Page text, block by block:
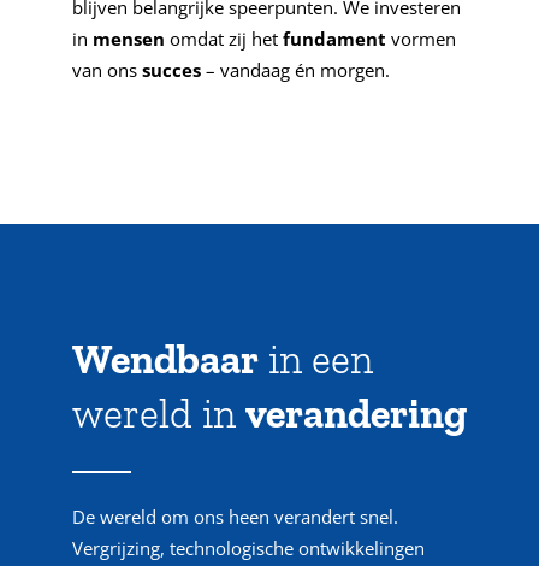
blijven belangrijke speerpunten. We investeren
in mensen omdat zij het fundament vormen
van ons succes – vandaag én morgen.
Wendbaar in een
wereld inverandering
De wereld om ons heen verandert snel.
Vergrijzing, technologische ontwikkelingen